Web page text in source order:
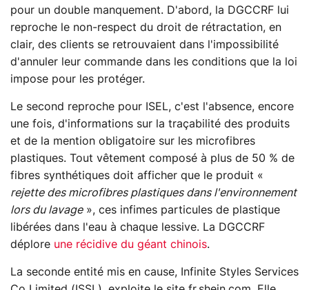
pour un double manquement. D'abord, la DGCCRF lui
reproche le non-respect du droit de rétractation, en
clair, des clients se retrouvaient dans l'impossibilité
d'annuler leur commande dans les conditions que la loi
impose pour les protéger.
Le second reproche pour ISEL, c'est l'absence, encore
une fois, d'informations sur la traçabilité des produits
et de la mention obligatoire sur les microfibres
plastiques. Tout vêtement composé à plus de 50 % de
fibres synthétiques doit afficher que le produit «
rejette des microfibres plastiques dans l'environnement
lors du lavage», ces infimes particules de plastique
libérées dans l'eau à chaque lessive. La DGCCRF
déplore une récidive du géant chinois.
La seconde entité mis en cause, Infinite Styles Services